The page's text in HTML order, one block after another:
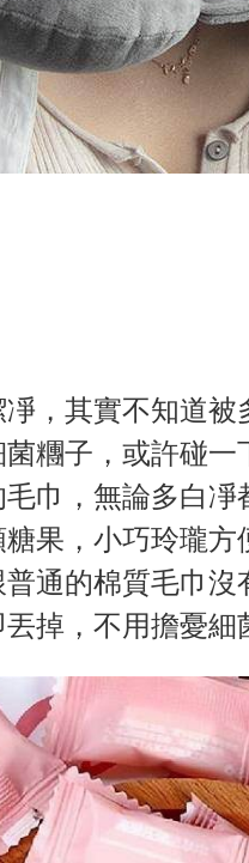
，其實不知道
糰子，或許碰
巾，無論多白
果，小巧玲瓏
通的棉質毛巾
掉，不用擔憂細